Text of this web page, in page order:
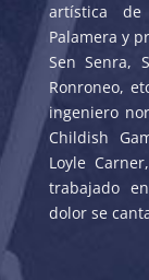
artística
Palamera y
Sen Senra,
Ronroneo,
ingeniero
Childish
Loyle
trabajado
dolor se